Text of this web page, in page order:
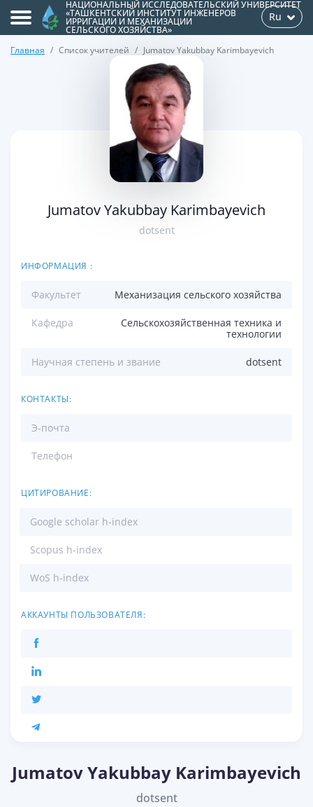
НАЦИОНАЛЬНЫЙ ИССЛЕДОВАТЕЛЬСКИЙ УНИВЕРСИТЕТ
«ТАШКЕНТСКИЙ ИНСТИТУТ ИНЖЕНЕРОВ
ИРРИГАЦИИ И МЕХАНИЗАЦИИ
СЕЛЬСКОГО ХОЗЯЙСТВА»
Ru
Главная Список учителей Jumatov Yakubbay Karimbayevich
Jumatov Yakubbay Karimbayevich
dotsent
ИНФОРМАЦИЯ :
Факультет Механизация сельского хозяйства
Кафедра
Сельскохозяйственная техника и
технологии
Научная степень и звание dotsent
КОНТАКТЫ:
Э-почта
Телефон
ЦИТИРОВАНИЕ:
Google scholar h-index
Scopus h-index
WoS h-index
АККАУНТЫ ПОЛЬЗОВАТЕЛЯ:
Jumatov Yakubbay Karimbayevich
dotsent